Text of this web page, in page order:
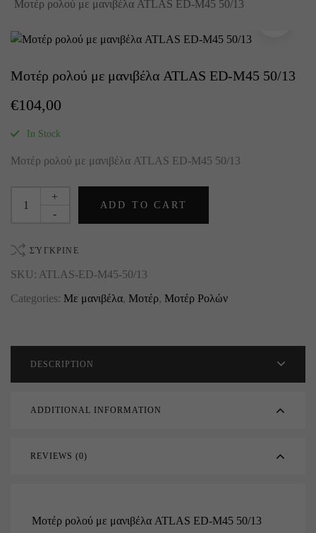
Μοτέρ ρολού με μανιβέλα ATLAS ED-M45 50/13
Μοτέρ ρολού με μανιβέλα ATLAS ED-M45 50/13
€104,00
In Stock
Μοτέρ ρολού με μανιβέλα ATLAS ED-M45 50/13
-
+
ADD TO CART
ΣΎΓΚΡΙΝΕ
SKU: ATLAS-ED-M45-50/13
Categories: Με μανιβέλα, Μοτέρ, Μοτέρ Ρολών
DESCRIPTION
ADDITIONAL INFORMATION
REVIEWS (0)
Μοτέρ ρολού με μανιβέλα ATLAS ED-M45 50/13